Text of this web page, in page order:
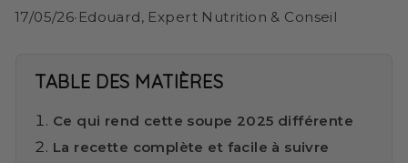
17/05/26• Edouard, Expert Nutrition & Conseil
TABLE DES MATIÈRES
Ce qui rend cette soupe 2025 différente
La recette complète et facile à suivre